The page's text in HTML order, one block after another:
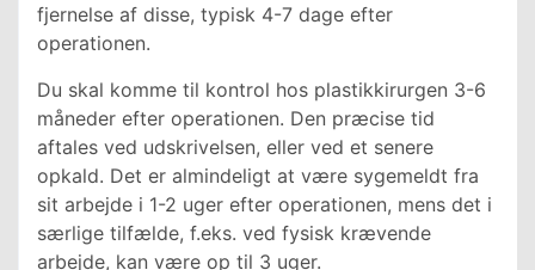
fjernelse af disse, typisk 4-7 dage efter
operationen.
Du skal komme til kontrol hos plastikkirurgen 3-6
måneder efter operationen. Den præcise tid
aftales ved udskrivelsen, eller ved et senere
opkald. Det er almindeligt at være sygemeldt fra
sit arbejde i 1-2 uger efter operationen, mens det i
særlige tilfælde, f.eks. ved fysisk krævende
arbejde, kan være op til 3 uger.